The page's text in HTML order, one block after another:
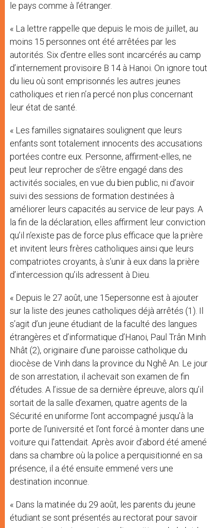
le pays comme à l’étranger.
« La lettre rappelle que depuis le mois de juillet, au
moins 15 personnes ont été arrêtées par les
autorités. Six d’entre elles sont incarcérés au camp
d’internement provisoire B 14 à Hanoi. On ignore tout
du lieu où sont emprisonnés les autres jeunes
catholiques et rien n’a percé non plus concernant
leur état de santé.
« Les familles signataires soulignent que leurs
enfants sont totalement innocents des accusations
portées contre eux. Personne, affirment-elles, ne
peut leur reprocher de s’être engagé dans des
activités sociales, en vue du bien public, ni d’avoir
suivi des sessions de formation destinées à
améliorer leurs capacités au service de leur pays. A
la fin de la déclaration, elles affirment leur conviction
qu’il n’existe pas de force plus efficace que la prière
et invitent leurs frères catholiques ainsi que leurs
compatriotes croyants, à s’unir à eux dans la prière
d’intercession qu’ils adressent à Dieu.
« Depuis le 27 août, une 15epersonne est à ajouter
sur la liste des jeunes catholiques déjà arrêtés (1). Il
s’agit d’un jeune étudiant de la faculté des langues
étrangères et d’informatique d’Hanoi, Paul Trân Minh
Nhât (2), originaire d’une paroisse catholique du
diocèse de Vinh dans la province du Nghê An. Le jour
de son arrestation, il achevait son examen de fin
d’études. A l’issue de sa dernière épreuve, alors qu’il
sortait de la salle d’examen, quatre agents de la
Sécurité en uniforme l’ont accompagné jusqu’à la
porte de l’université et l’ont forcé à monter dans une
voiture qui l’attendait. Après avoir d’abord été amené
dans sa chambre où la police a perquisitionné en sa
présence, il a été ensuite emmené vers une
destination inconnue.
« Dans la matinée du 29 août, les parents du jeune
étudiant se sont présentés au rectorat pour savoir